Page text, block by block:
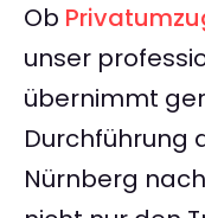
Ob
unser
übernimmt
Durchführung
Nürnberg